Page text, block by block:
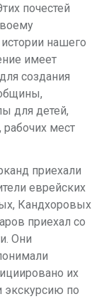
почестей
нашего
имеет
создания
для детей,
рабочих мест
приехали
еврейских
Кандхоровых
приехал со
Они
их
экскурсию по